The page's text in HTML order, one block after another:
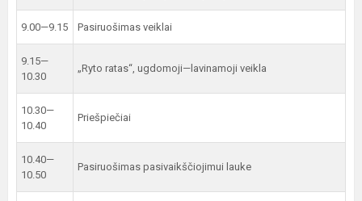
9.00—9.15 Pasiruošimas veiklai
9.15—
10.30
„Ryto ratas“, ugdomoji—lavinamoji veikla
10.30—
10.40
Priešpiečiai
10.40—
10.50
Pasiruošimas pasivaikščiojimui lauke